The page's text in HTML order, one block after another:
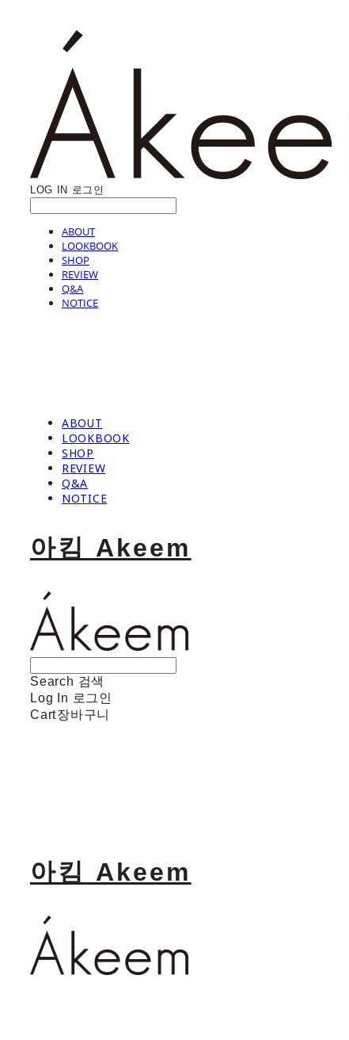
LOG IN 로그인
ABOUT
LOOKBOOK
SHOP
REVIEW
Q&A
NOTICE
ABOUT
LOOKBOOK
SHOP
REVIEW
Q&A
NOTICE
아킴 Akeem
Search 검색
Log In 로그인
Cart장바구니
아킴 Akeem